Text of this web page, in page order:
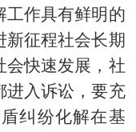
工作具有鲜明的
新征程社会长期
会快速发展，社
进入诉讼，要充
纠纷化解在基